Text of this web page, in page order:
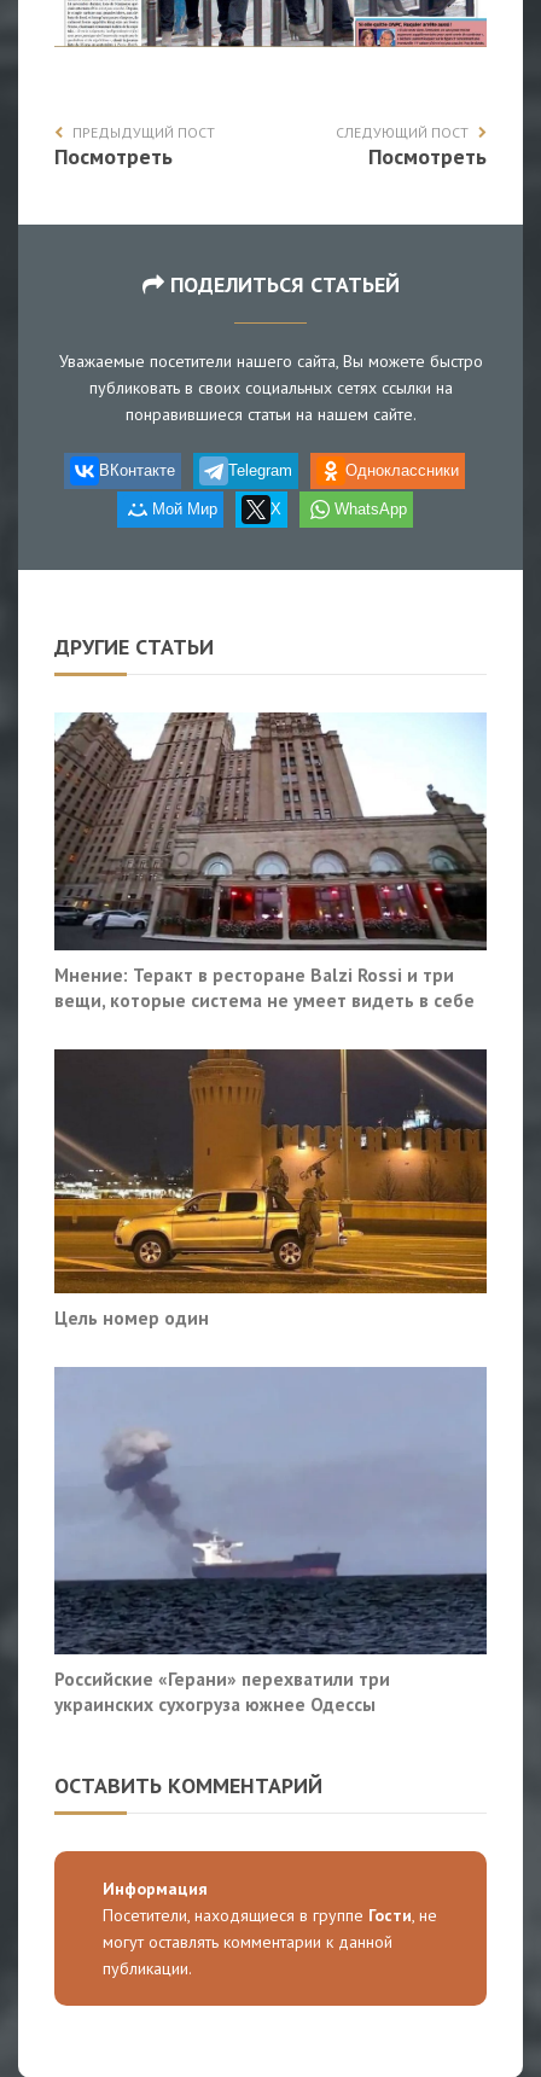
ПРЕДЫДУЩИЙ ПОСТ
Посмотреть
СЛЕДУЮЩИЙ ПОСТ
Посмотреть
ПОДЕЛИТЬСЯ СТАТЬЕЙ
Уважаемые посетители нашего сайта, Вы можете быстро
публиковать в своих социальных сетях ссылки на
понравившиеся статьи на нашем сайте.
ВКонтакте Telegram Одноклассники
Мой Мир X WhatsApp
ДРУГИЕ СТАТЬИ
Мнение: Теракт в ресторане Balzi Rossi и три
вещи, которые система не умеет видеть в себе
Цель номер один
Российские «Герани» перехватили три
украинских сухогруза южнее Одессы
ОСТАВИТЬ КОММЕНТАРИЙ
Информация
Посетители, находящиеся в группе Гости, не
могут оставлять комментарии к данной
публикации.